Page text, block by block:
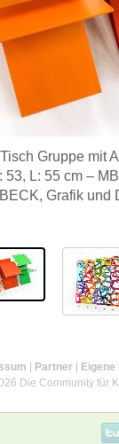
Gruppe mit
53, L: 55 cm –
Grafik und
| Partner| Eigene
Die Community für